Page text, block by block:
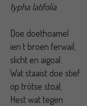
typha latifolia
Doe doethoamel
ien t broen ferwail,
slicht en aigoal.
Wat staaist doe stief
op trötse stoal,
Hest wat tegen